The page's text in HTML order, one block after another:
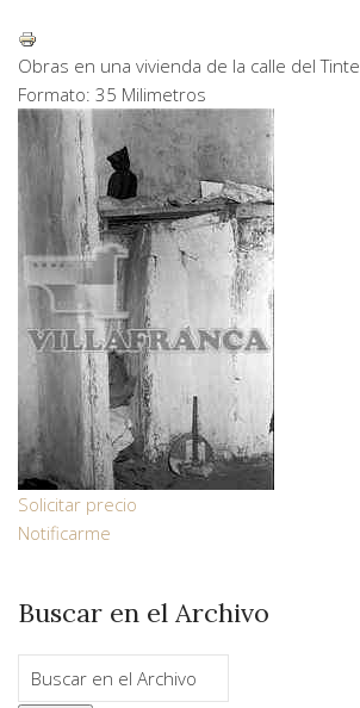
Obras en una vivienda de la calle del Tinte
Formato: 35 Milimetros
Solicitar precio
Notificarme
Buscar en el Archivo